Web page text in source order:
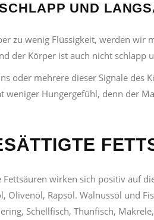
UND
zu wenig Flüssigkeit, werden wir
der Körper ist auch nicht schlapp
oder mehrere dieser Signale
weniger Hungergefühl, denn der
Fettsäuren wirken sich positiv auf
Olivenöl, Rapsöl. Walnussöl und
Schellfisch, Thunfisch,